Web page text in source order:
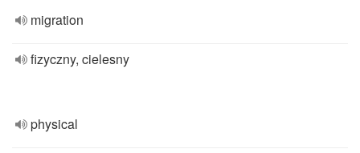
migration
fizyczny, cielesny
physical